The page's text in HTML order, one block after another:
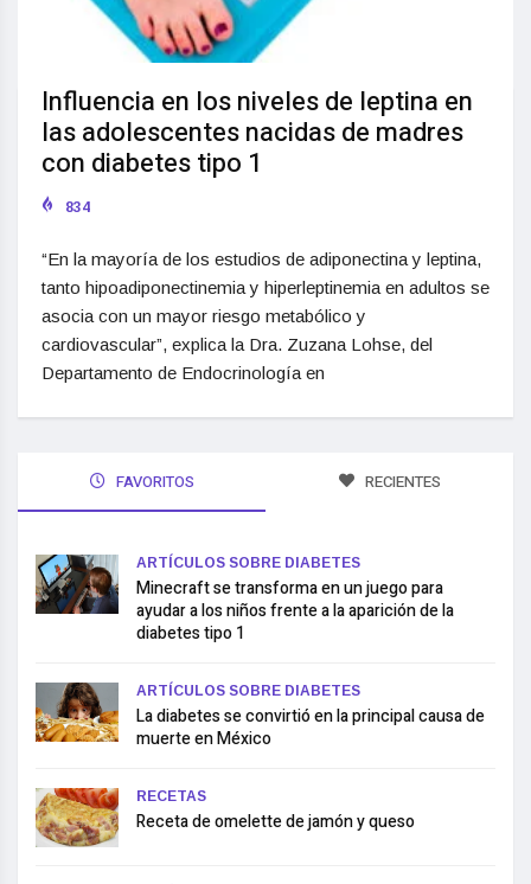
Influencia en los niveles de leptina en
las adolescentes nacidas de madres
con diabetes tipo 1
834
“En la mayoría de los estudios de adiponectina y leptina,
tanto hipoadiponectinemia y hiperleptinemia en adultos se
asocia con un mayor riesgo metabólico y
cardiovascular”, explica la Dra. Zuzana Lohse, del
Departamento de Endocrinología en
FAVORITOS RECIENTES
ARTÍCULOS SOBRE DIABETES
Minecraft se transforma en un juego para
ayudar a los niños frente a la aparición de la
diabetes tipo 1
ARTÍCULOS SOBRE DIABETES
La diabetes se convirtió en la principal causa de
muerte en México
RECETAS
Receta de omelette de jamón y queso